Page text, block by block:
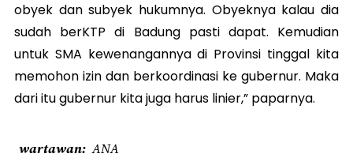
obyek dan subyek hukumnya. Obyeknya kalau dia
sudah berKTP di Badung pasti dapat. Kemudian
untuk SMA kewenangannya di Provinsi tinggal kita
memohon izin dan berkoordinasi ke gubernur. Maka
dari itu gubernur kita juga harus linier,” paparnya.
wartawan ANA